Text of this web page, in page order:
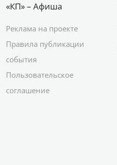
«КП» – Афиша
Реклама на проекте
Правила публикации
события
Пользовательское
соглашение